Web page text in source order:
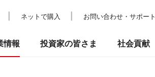
ネットで購入 お問い合わせ・サポート
情報 投資家の皆さま 社会貢献